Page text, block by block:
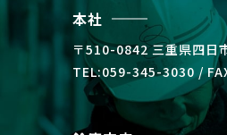
本社
〒510-0842 三重県四⽇
TEL:059-345-3030 /